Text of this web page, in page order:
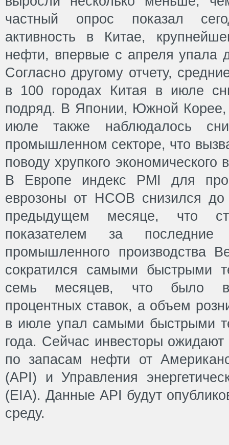
частный опрос показал
активность в Китае,
нефти, впервые с апреля упала
Согласно другому отчету,
в 100 городах Китая в июле
подряд. В Японии, Южной Корее,
июле также наблюдалось
промышленном секторе, что
поводу хрупкого экономического
В Европе индекс PMI для
еврозоны от HCOB снизился
предыдущем месяце, что
показателем за
промышленного производства
сократился самыми быстрыми
семь месяцев, что было
процентных ставок, а объем
в июле упал самыми быстрыми
года. Сейчас инвесторы
по запасам нефти от
(API) и Управления
(EIA). Данные API будут
среду.